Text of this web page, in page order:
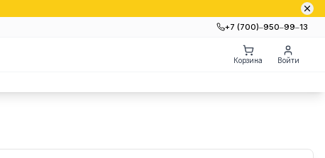
+7 (700)‒950‒99‒13
Корзина Войти